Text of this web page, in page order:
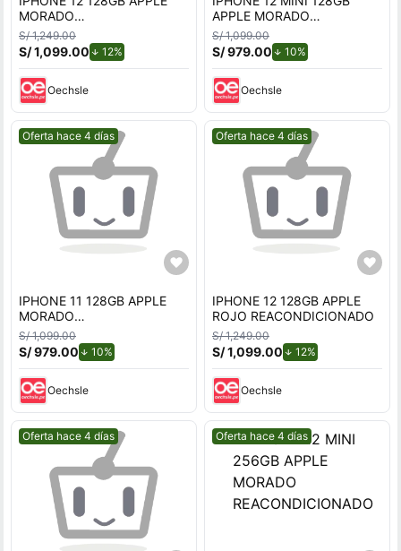
MORADO
REACONDICIONADO
S/ 1,249.00
S/ 1,099.00 12%
Oechsle
APPLE MORADO
REACONDICIONADO
S/ 1,099.00
S/ 979.00 10%de descuento.
Oechsle
Mejor precio.
Oferta hace 4 días
IPHONE 11 128GB APPLE
MORADO
REACONDICIONADO
S/ 1,099.00
S/ 979.00 10%
Oechsle
Mejor precio.
Oferta hace 4 días
IPHONE 12 128GB APPLE
ROJO REACONDICIONADO
S/ 1,249.00
S/ 1,099.00 12%de descuento.
Oechsle
Mejor precio.
Oferta hace 4 días Mejor precio.
Oferta hace 4 días